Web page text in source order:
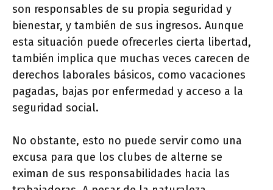
son responsables de su propia seguridad y
bienestar, y también de sus ingresos. Aunque
esta situación puede ofrecerles cierta libertad,
también implica que muchas veces carecen de
derechos laborales básicos, como vacaciones
pagadas, bajas por enfermedad y acceso a la
seguridad social.
No obstante, esto no puede servir como una
excusa para que los clubes de alterne se
eximan de sus responsabilidades hacia las